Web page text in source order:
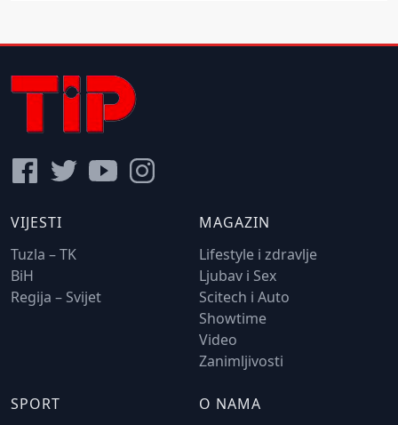
VIJESTI
Tuzla – TK
BiH
Regija – Svijet
MAGAZIN
Lifestyle i zdravlje
Ljubav i Sex
Scitech i Auto
Showtime
Video
Zanimljivosti
SPORT
O NAMA